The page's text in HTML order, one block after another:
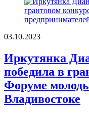
03.10.2023
Иркутянка
победила в
Форуме
Владивостоке